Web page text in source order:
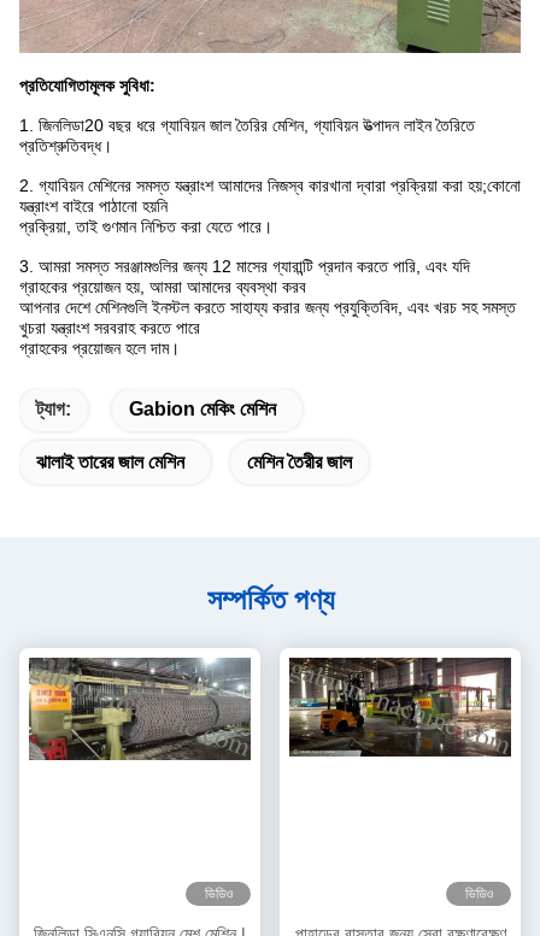
প্রতিযোগিতামূলক সুবিধা:
1. জিনলিডা20 বছর ধরে গ্যাবিয়ন জাল তৈরির মেশিন, গ্যাবিয়ন উত্পাদন লাইন তৈরিতে
প্রতিশ্রুতিবদ্ধ।
2. গ্যাবিয়ন মেশিনের সমস্ত যন্ত্রাংশ আমাদের নিজস্ব কারখানা দ্বারা প্রক্রিয়া করা হয়;কোনো
যন্ত্রাংশ বাইরে পাঠানো হয়নি
প্রক্রিয়া, তাই গুণমান নিশ্চিত করা যেতে পারে।
3. আমরা সমস্ত সরঞ্জামগুলির জন্য 12 মাসের গ্যারান্টি প্রদান করতে পারি, এবং যদি
গ্রাহকের প্রয়োজন হয়, আমরা আমাদের ব্যবস্থা করব
আপনার দেশে মেশিনগুলি ইনস্টল করতে সাহায্য করার জন্য প্রযুক্তিবিদ, এবং খরচ সহ সমস্ত
খুচরা যন্ত্রাংশ সরবরাহ করতে পারে
গ্রাহকের প্রয়োজন হলে দাম।
ট্যাগ: Gabion মেকিং মেশিন
ঝালাই তারের জাল মেশিন মেশিন তৈরীর জাল
সম্পর্কিত পণ্য
ভিডিও ভিডিও